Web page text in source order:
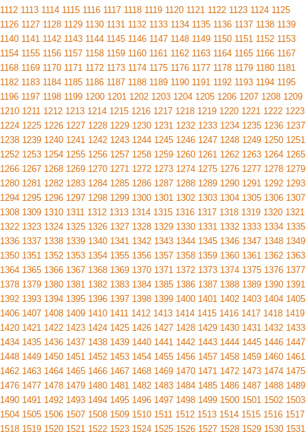
1112 1113 1114 1115 1116 1117 1118 1119 1120 1121 1122 1123 1124 1125
1126 1127 1128 1129 1130 1131 1132 1133 1134 1135 1136 1137 1138 1139
1140 1141 1142 1143 1144 1145 1146 1147 1148 1149 1150 1151 1152 1153
1154 1155 1156 1157 1158 1159 1160 1161 1162 1163 1164 1165 1166 1167
1168 1169 1170 1171 1172 1173 1174 1175 1176 1177 1178 1179 1180 1181
1182 1183 1184 1185 1186 1187 1188 1189 1190 1191 1192 1193 1194 1195
1196 1197 1198 1199 1200 1201 1202 1203 1204 1205 1206 1207 1208 1209
1210 1211 1212 1213 1214 1215 1216 1217 1218 1219 1220 1221 1222 1223
1224 1225 1226 1227 1228 1229 1230 1231 1232 1233 1234 1235 1236 1237
1238 1239 1240 1241 1242 1243 1244 1245 1246 1247 1248 1249 1250 1251
1252 1253 1254 1255 1256 1257 1258 1259 1260 1261 1262 1263 1264 1265
1266 1267 1268 1269 1270 1271 1272 1273 1274 1275 1276 1277 1278 1279
1280 1281 1282 1283 1284 1285 1286 1287 1288 1289 1290 1291 1292 1293
1294 1295 1296 1297 1298 1299 1300 1301 1302 1303 1304 1305 1306 1307
1308 1309 1310 1311 1312 1313 1314 1315 1316 1317 1318 1319 1320 1321
1322 1323 1324 1325 1326 1327 1328 1329 1330 1331 1332 1333 1334 1335
1336 1337 1338 1339 1340 1341 1342 1343 1344 1345 1346 1347 1348 1349
1350 1351 1352 1353 1354 1355 1356 1357 1358 1359 1360 1361 1362 1363
1364 1365 1366 1367 1368 1369 1370 1371 1372 1373 1374 1375 1376 1377
1378 1379 1380 1381 1382 1383 1384 1385 1386 1387 1388 1389 1390 1391
1392 1393 1394 1395 1396 1397 1398 1399 1400 1401 1402 1403 1404 1405
1406 1407 1408 1409 1410 1411 1412 1413 1414 1415 1416 1417 1418 1419
1420 1421 1422 1423 1424 1425 1426 1427 1428 1429 1430 1431 1432 1433
1434 1435 1436 1437 1438 1439 1440 1441 1442 1443 1444 1445 1446 1447
1448 1449 1450 1451 1452 1453 1454 1455 1456 1457 1458 1459 1460 1461
1462 1463 1464 1465 1466 1467 1468 1469 1470 1471 1472 1473 1474 1475
1476 1477 1478 1479 1480 1481 1482 1483 1484 1485 1486 1487 1488 1489
1490 1491 1492 1493 1494 1495 1496 1497 1498 1499 1500 1501 1502 1503
1504 1505 1506 1507 1508 1509 1510 1511 1512 1513 1514 1515 1516 1517
1518 1519 1520 1521 1522 1523 1524 1525 1526 1527 1528 1529 1530 1531